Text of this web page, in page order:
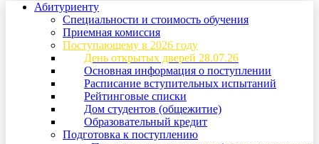
Абитуриенту
Специальности и стоимость обучения
Приемная комиссия
Поступающему в 2026 году
День открытых дверей 28.07.26
Основная информация о поступлении
Расписание вступительных испытаний
Рейтинговые списки
Дом студентов (общежитие)
Образовательный кредит
Подготовка к поступлению